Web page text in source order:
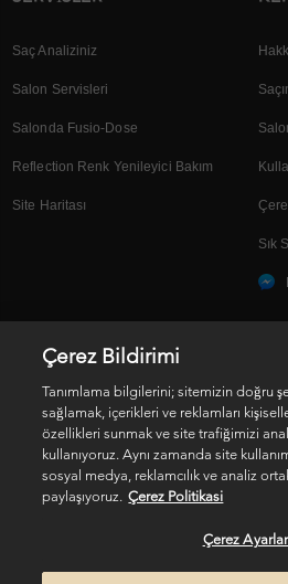
Saç Analiziniz
Salon Servisleri
Salonda Fusio-Dose
Reflection Renk Yenileyici Bakım
Site Haritası
Sık
SOSYAL MEDYA
Kişisel Verilerin
Çerez Bildirimi
Tanımlama bilgilerini; sitemizin doğru
sağlamak, içerikleri ve reklamları
özellikleri sunmak ve site trafiğimizi
kullanıyoruz. Aynı zamanda site
sosyal medya, reklamcılık ve analiz
paylaşıyoruz. Çerez Politikasi
Çerez